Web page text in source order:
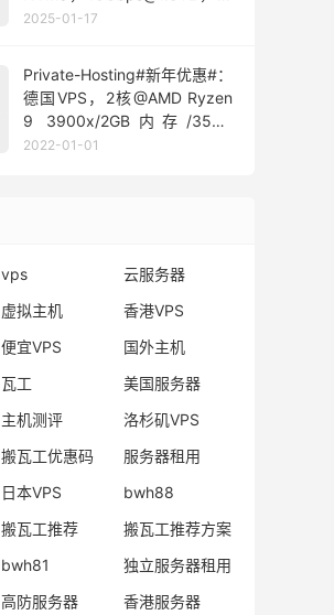
付17美元起
2025-01-17
Private-Hosting#新年优惠#：
德国VPS，2核@AMD Ryzen
9 3900x/2GB内存/35GB
NVMe/1Gbps端口不限流量，
2022-01-01
vps
云服务器
虚拟主机
香港VPS
便宜VPS
国外主机
瓦工
美国服务器
主机测评
洛杉矶VPS
搬瓦工优惠码
服务器租用
日本VPS
bwh88
搬瓦工推荐
搬瓦工推荐方案
bwh81
独立服务器租用
高防服务器 香港服务器